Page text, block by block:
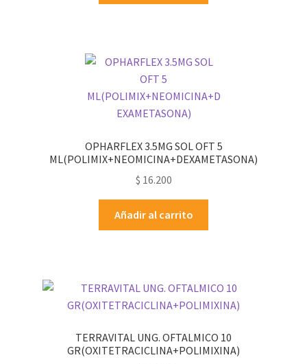
OPHARFLEX 3.5MG SOL OFT 5
ML(POLIMIX+NEOMICINA+DEXAMETASONA)
$ 16.200
Añadir al carrito
TERRAVITAL UNG. OFTALMICO 10
GR(OXITETRACICLINA+POLIMIXINA)